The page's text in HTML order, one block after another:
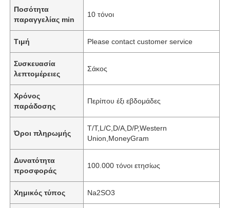
Ποσότητα
παραγγελίας min
10 τόνοι
Τιμή Please contact customer service
Συσκευασία
λεπτομέρειες
Σάκος
Χρόνος
παράδοσης
Περίπου έξι εβδομάδες
Όροι πληρωμής
T/T,L/C,D/A,D/P,Western
Union,MoneyGram
Δυνατότητα
προσφοράς
100.000 τόνοι ετησίως
Χημικός τύπος Na2SO3